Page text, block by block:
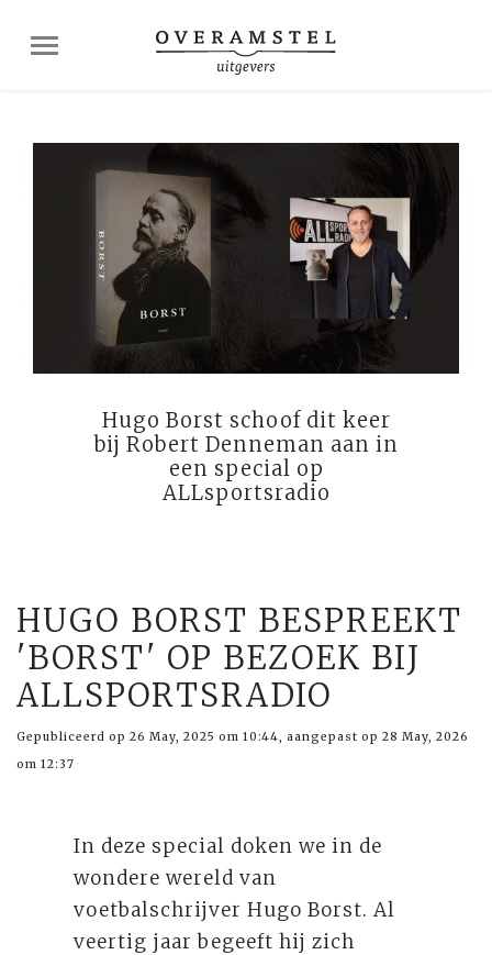
Hugo Borst schoof dit keer
bij Robert Denneman aan in
een special op
ALLsportsradio
HUGO BORST BESPREEKT
'BORST' OP BEZOEK BIJ
ALLSPORTSRADIO
Gepubliceerd op 26 May, 2025 om 10:44, aangepast op 28 May, 2026
om 12:37
In deze special doken we in de
wondere wereld van
voetbalschrijver Hugo Borst. Al
veertig jaar begeeft hij zich